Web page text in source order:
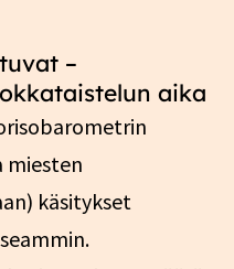
–
aika
miesten
käsitykset